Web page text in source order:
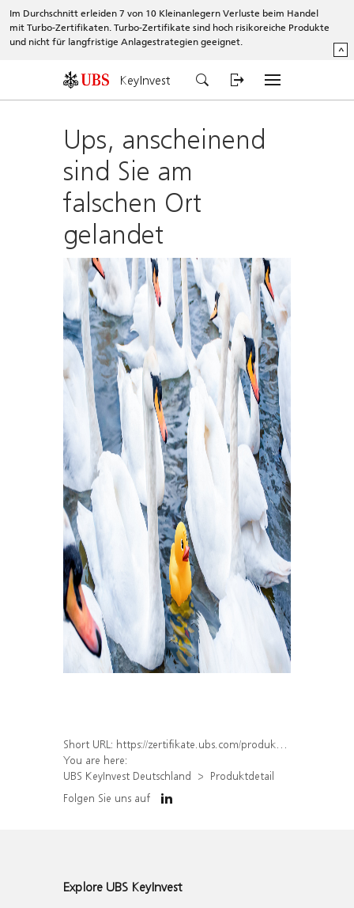
Im Durchschnitt erleiden 7 von 10 Kleinanlegern Verluste beim Handel
mit Turbo-Zertifikaten. Turbo-Zertifikate sind hoch risikoreiche Produkte
und nicht für langfristige Anlagestrategien geeignet.
^
KeyInvest
Ups, anscheinend
sind Sie am
falschen Ort
gelandet
Short URL: https://zertifikate.ubs.com/produkt/detail/index/isin/DE000UJ26FQ4
You are here:
UBS KeyInvest Deutschland
Produktdetail
Folgen Sie uns auf
Explore UBS KeyInvest